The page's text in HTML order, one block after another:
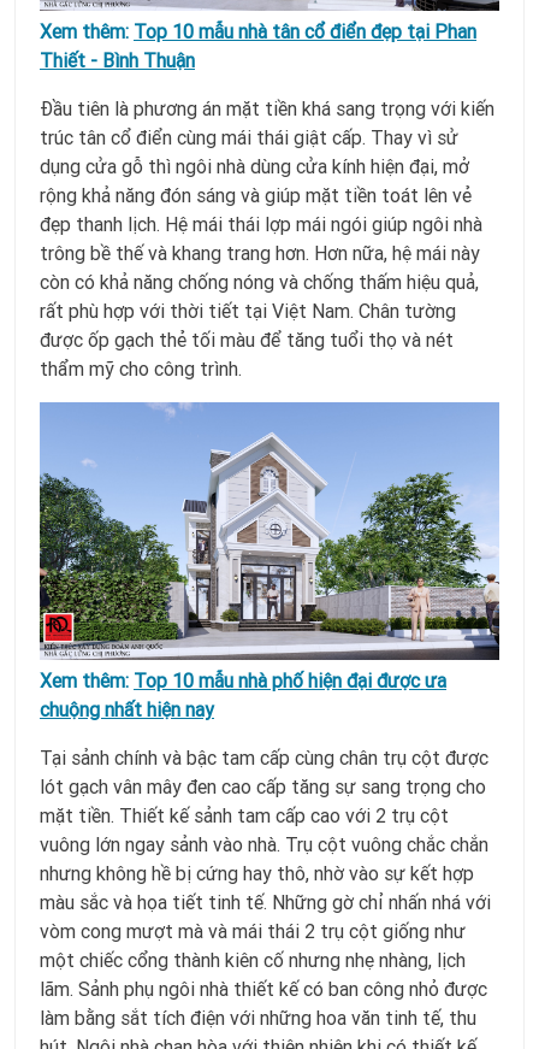
Xem thêm: Top 10 mẫu nhà tân cổ điển đẹp tại Phan
Thiết - Bình Thuận
Đầu tiên là phương án mặt tiền khá sang trọng với kiến
trúc tân cổ điển cùng mái thái giật cấp. Thay vì sử
dụng cửa gỗ thì ngôi nhà dùng cửa kính hiện đại, mở
rộng khả năng đón sáng và giúp mặt tiền toát lên vẻ
đẹp thanh lịch. Hệ mái thái lợp mái ngói giúp ngôi nhà
trông bề thế và khang trang hơn. Hơn nữa, hệ mái này
còn có khả năng chống nóng và chống thấm hiệu quả,
rất phù hợp với thời tiết tại Việt Nam. Chân tường
được ốp gạch thẻ tối màu để tăng tuổi thọ và nét
thẩm mỹ cho công trình.
Xem thêm: Top 10 mẫu nhà phố hiện đại được ưa
chuộng nhất hiện nay
Tại sảnh chính và bậc tam cấp cùng chân trụ cột được
lót gạch vân mây đen cao cấp tăng sự sang trọng cho
mặt tiền. Thiết kế sảnh tam cấp cao với 2 trụ cột
vuông lớn ngay sảnh vào nhà. Trụ cột vuông chắc chắn
nhưng không hề bị cứng hay thô, nhờ vào sự kết hợp
màu sắc và họa tiết tinh tế. Những gờ chỉ nhấn nhá với
vòm cong mượt mà và mái thái 2 trụ cột giống như
một chiếc cổng thành kiên cố nhưng nhẹ nhàng, lịch
lãm. Sảnh phụ ngôi nhà thiết kế có ban công nhỏ được
làm bằng sắt tích điện với những hoa văn tinh tế, thu